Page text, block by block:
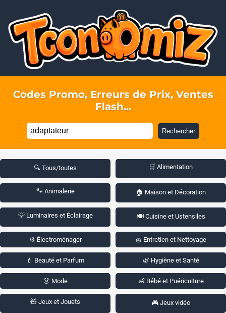
Codes Promo, Erreurs de Prix, Ventes
Flash...
Rechercher
🔍 Tous/toutes 🛒 Alimentation
🐾 Animalerie 🏠 Maison et Décoration
💡 Luminaires et Éclairage 🍽️ Cuisine et Ustensiles
⚙️ Électroménager 🧽 Entretien et Nettoyage
💄 Beauté et Parfum 🌿 Hygiène et Santé
👗 Mode 👶 Bébé et Puériculture
🧸 Jeux et Jouets 🎮 Jeux vidéo